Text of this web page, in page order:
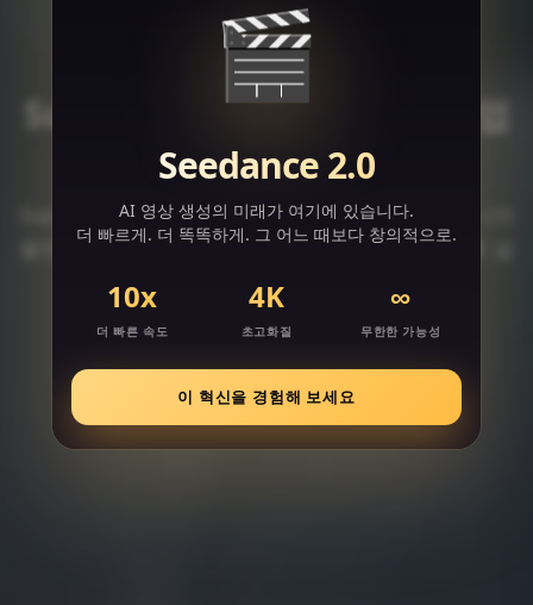
Supawork AI: 올인원 AI 작업
공간
Supawork AI는 창작, 학습, 일상 문제 해결을 하나의
플랫폼에서 처리하여 워크플로우를 간소화하도록 설
계되었습니다.
더 알아보기
🎬
Seedance 2.0
AI 영상 생성의 미래가 여기에 있습니다.
더 빠르게. 더 똑똑하게. 그 어느 때보다 창의적으로.
10x
더 빠른 속도
4K
초고화질
∞
무한한 가능성
이 혁신을 경험해 보세요